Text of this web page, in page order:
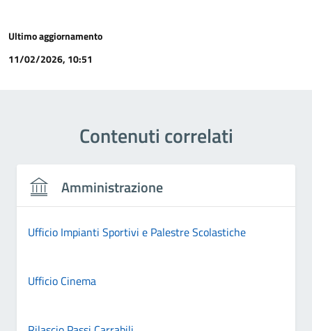
Ultimo aggiornamento
11/02/2026, 10:51
Contenuti correlati
Amministrazione
Ufficio Impianti Sportivi e Palestre Scolastiche
Ufficio Cinema